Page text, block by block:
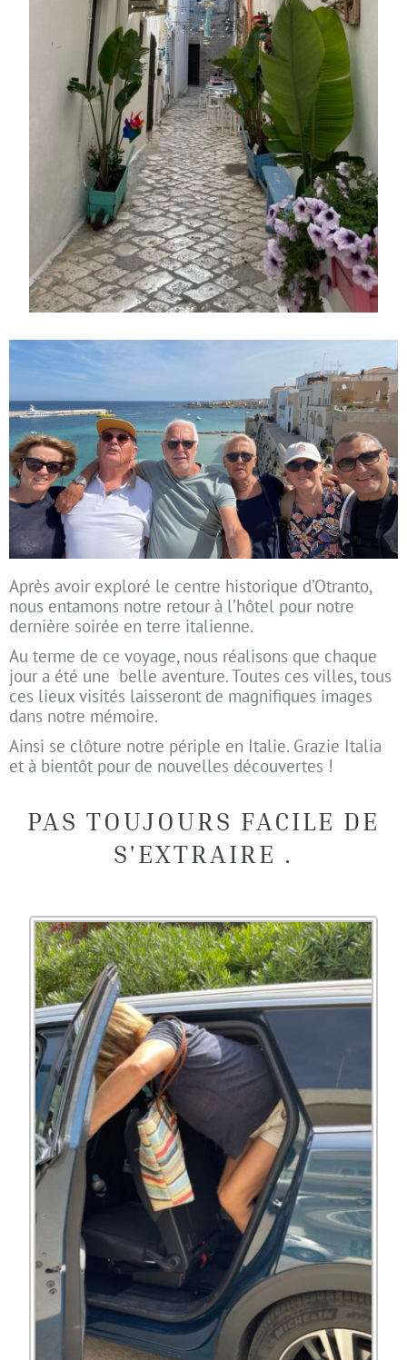
Après avoir exploré le centre historique d’Otranto,
nous entamons notre retour à l’hôtel pour notre
dernière soirée en terre italienne.
Au terme de ce voyage, nous réalisons que chaque
jour a été une belle aventure. Toutes ces villes, tous
ces lieux visités laisseront de magnifiques images
dans notre mémoire.
Ainsi se clôture notre périple en Italie. Grazie Italia
et à bientôt pour de nouvelles découvertes !
PAS TOUJOURS FACILE DE
S'EXTRAIRE .